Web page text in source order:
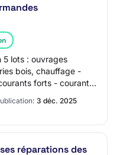
5 lots : ouvrages
bois, chauffage -
forts - courants
3 déc. 2025
réparations des